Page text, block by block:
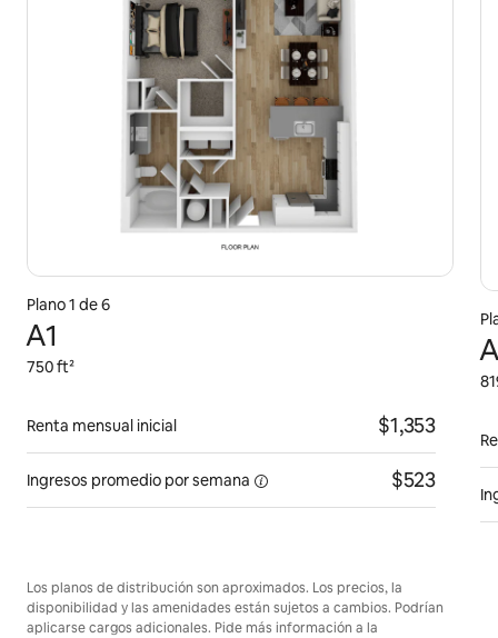
Plano 1 de 6
A1
750 ft²
Renta mensual inicial $1,353
Ingresos promedio porsemana $523
Los planos de distribución son aproximados. Los precios, la
disponibilidad y las amenidades están sujetos a cambios. Podrían
aplicarse cargos adicionales. Pide más información a la